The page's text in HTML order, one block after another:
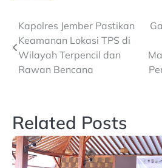
Post
navigation
Kapolres Jember Pastikan
Keamanan Lokasi TPS di
Wilayah Terpencil dan
Rawan Bencana
Related Posts